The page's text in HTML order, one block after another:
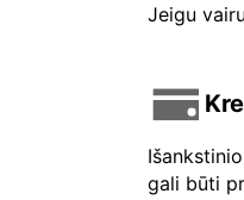
Jeigu
gali būti